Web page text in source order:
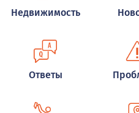
Недвижимость
Ответы